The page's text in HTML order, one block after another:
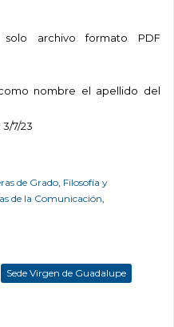
archivo formato PDF
nombre el apellido del
7/23
de Grado, Filosofía y
de la Comunicación,
Sede Virgen de Guadalupe